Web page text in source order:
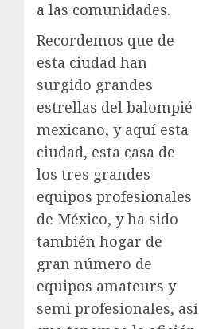
a las comunidades.
Recordemos que de
esta ciudad han
surgido grandes
estrellas del balompié
mexicano, y aquí esta
ciudad, esta casa de
los tres grandes
equipos profesionales
de México, y ha sido
también hogar de
gran número de
equipos amateurs y
semi profesionales, así